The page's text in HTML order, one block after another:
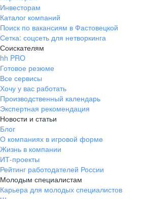
Инвесторам
Каталог компаний
Поиск по вакансиям в Фастовецкой
Сетка: соцсеть для нетворкинга
Соискателям
hh PRO
Готовое резюме
Все сервисы
Хочу у вас работать
Производственный календарь
Экспертная рекомендация
Новости и статьи
Блог
О компаниях в игровой форме
Жизнь в компании
ИТ-проекты
Рейтинг работодателей России
Молодым специалистам
Карьера для молодых специалистов